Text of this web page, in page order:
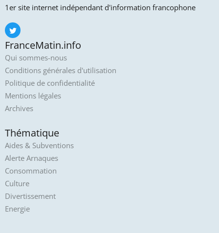
1er site internet indépendant d'information francophone
FranceMatin.info
Qui sommes-nous
Conditions générales d'utilisation
Politique de confidentialité
Mentions légales
Archives
Thématique
Aides & Subventions
Alerte Arnaques
Consommation
Culture
Divertissement
Energie